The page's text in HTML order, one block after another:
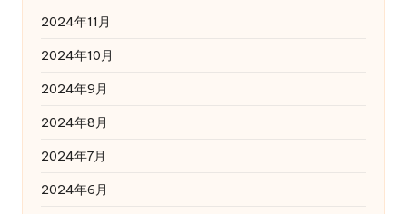
2024年11月
2024年10月
2024年9月
2024年8月
2024年7月
2024年6月